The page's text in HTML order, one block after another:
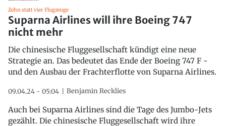
Zehn statt vier Flugzeuge
Suparna Airlines will ihre Boeing 747
nicht mehr
Die chinesische Fluggesellschaft kündigt eine neue
Strategie an. Das bedeutet das Ende der Boeing 747 F -
und den Ausbau der Frachterflotte von Suparna Airlines.
09.04.24 - 05:04 Benjamin Recklies
Auch bei Suparna Airlines sind die Tage des Jumbo-Jets
gezählt. Die chinesische Fluggesellschaft wird ihre